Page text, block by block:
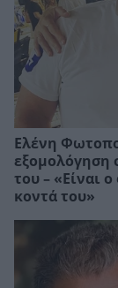
Ελένη
εξομολόγηση
του – «Είναι
κοντά του»